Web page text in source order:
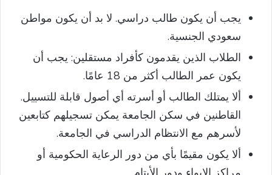
يجب أن يكون طالب دراسي. لا بد أن يكون مواطن
سعودي الجنسية.
الطلاب الذين يقدمون كأفراد مستقلين: يجب أن
يكون عمر الطالب أكثر من 18 عامًا.
ألا يمتلك الطالب أو أسرته أي أصول قابلة للتسييل.
القاطنين في سكن الجامعة يمكن تسجيلهم كتابعين
لأسرهم مع الانتظام الدراسي في الجامعة.
ألا يكون مقيمًا بأي من دور الرعاية الحكومية أو